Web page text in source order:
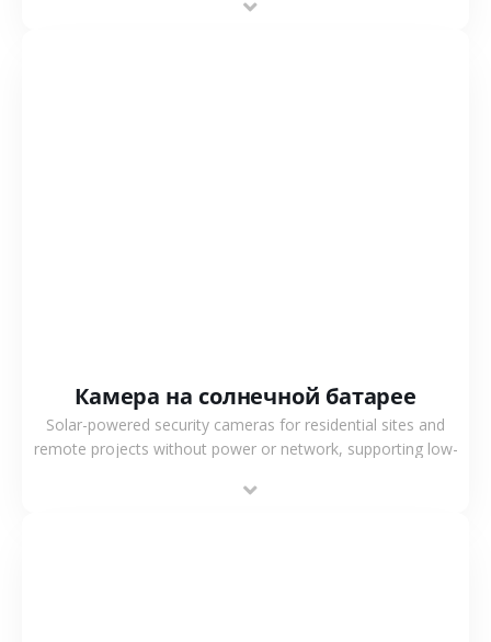
Камера на солнечной батарее
Solar-powered security cameras for residential sites and
remote projects without power or network, supporting low-
monitoring.